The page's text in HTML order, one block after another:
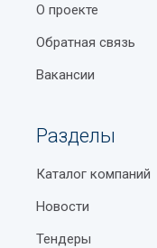
О проекте
Обратная связь
Вакансии
Разделы
Каталог компаний
Новости
Тендеры